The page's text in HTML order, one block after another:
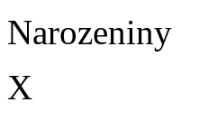
Narozeniny
X